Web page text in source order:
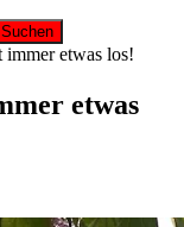
immer etwas los!
etwas